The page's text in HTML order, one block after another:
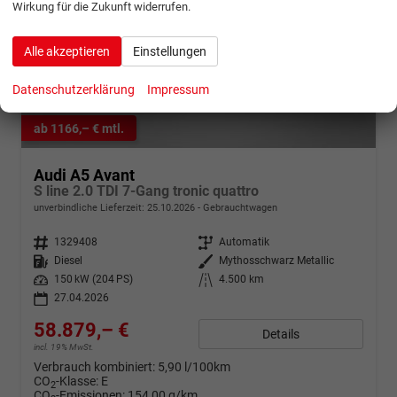
ab 1166,– € mtl.
Audi A5 Avant
S line 2.0 TDI 7-Gang tronic quattro
unverbindliche Lieferzeit: 25.10.2026 Gebrauchtwagen
Fahrzeugnr. 1329408 Getriebe Automatik
Kraftstoff
Diesel Außenfarbe
Mythosschwarz Metallic
Leistung
150 kW (204 PS) Kilometerstand
4.500 km
27.04.2026
58.879,– €
incl. 19% MwSt.
Details
Verbrauch kombiniert: 5,90 l/100km
CO2-Klasse: E
Wirkung für die Zukunft widerrufen.
Alle akzeptieren Einstellungen
Datenschutzerklärung Impressum